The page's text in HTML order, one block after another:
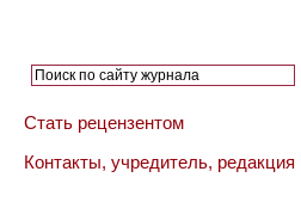
Стать рецензентом
Контакты, учредитель, редакция